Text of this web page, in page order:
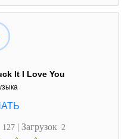
It I Love You
127 | Загрузок 2